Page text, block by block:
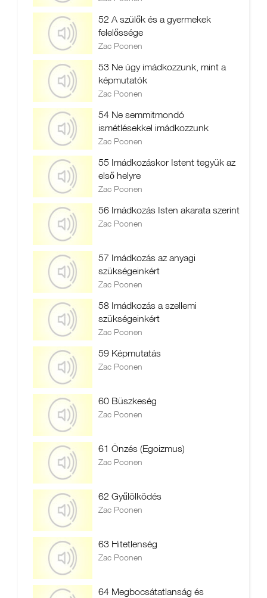
52 A szülők és a gyermekek
felelőssége
Zac Poonen
53 Ne úgy imádkozzunk, mint a
képmutatók
Zac Poonen
54 Ne semmitmondó
ismétlésekkel imádkozzunk
Zac Poonen
55 Imádkozáskor Istent tegyük az
első helyre
Zac Poonen
56 Imádkozás Isten akarata szerint
Zac Poonen
57 Imádkozás az anyagi
szükségeinkért
Zac Poonen
58 Imádkozás a szellemi
szükségeinkért
Zac Poonen
59 Képmutatás
Zac Poonen
60 Büszkeség
Zac Poonen
61 Önzés (Egoizmus)
Zac Poonen
62 Gyűlölködés
Zac Poonen
63 Hitetlenség
Zac Poonen
64 Megbocsátatlanság és